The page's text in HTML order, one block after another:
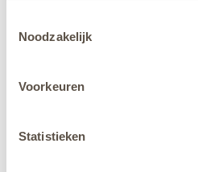
jehier.
Noodzakelijk
Voorkeuren
Statistieken